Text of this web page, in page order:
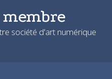
société d'art numérique